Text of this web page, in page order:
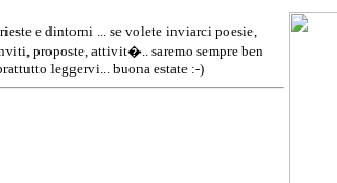
e dintorni ... se volete inviarci poesie,
proposte, attivit�.. saremo sempre ben
leggervi... buona estate :-)